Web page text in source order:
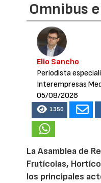
Omnibus
Elio Sancho
Periodista
Interempresas
05/08/2026
1350
La Asamblea de
Frutícolas,
los principales